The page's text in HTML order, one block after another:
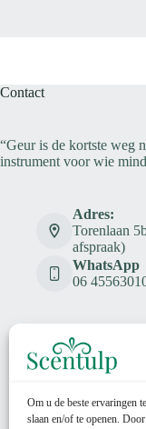
Om u de beste ervaringen
slaan en/of te openen.
Contact
“Geur is de kortste weg
instrument voor wie
Adres:
Torenlaan
afspraak)
WhatsApp
06